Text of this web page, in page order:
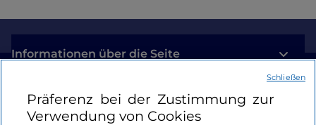
Informationen über die Seite
Nützliche Links
Präferenz bei der Zustimmung zur
Verwendung von Cookies
Schließen